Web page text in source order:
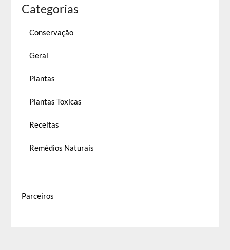
Categorias
Conservação
Geral
Plantas
Plantas Toxicas
Receitas
Remédios Naturais
Parceiros